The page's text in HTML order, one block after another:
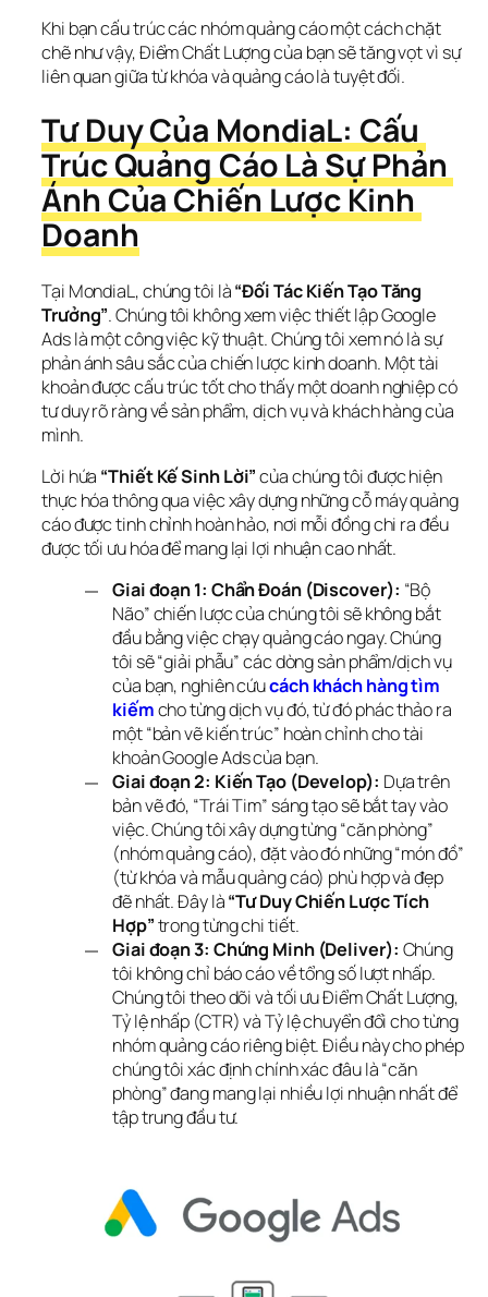
Khi bạn cấu trúc các nhóm quảng cáo một cách chặt
chẽ như vậy, Điểm Chất Lượng của bạn sẽ tăng vọt vì sự
liên quan giữa từ khóa và quảng cáo là tuyệt đối.
Tư Duy Của MondiaL: Cấu
Trúc Quảng Cáo Là Sự Phản
Ánh Của Chiến Lược Kinh
Doanh
Tại MondiaL, chúng tôi là “Đối Tác Kiến Tạo Tăng
Trưởng”. Chúng tôi không xem việc thiết lập Google
Ads là một công việc kỹ thuật. Chúng tôi xem nó là sự
phản ánh sâu sắc của chiến lược kinh doanh. Một tài
khoản được cấu trúc tốt cho thấy một doanh nghiệp có
tư duy rõ ràng về sản phẩm, dịch vụ và khách hàng của
mình.
Lời hứa “Thiết Kế Sinh Lời” của chúng tôi được hiện
thực hóa thông qua việc xây dựng những cỗ máy quảng
cáo được tinh chỉnh hoàn hảo, nơi mỗi đồng chi ra đều
được tối ưu hóa để mang lại lợi nhuận cao nhất.
Giai đoạn 1: Chẩn Đoán (Discover): “Bộ
Não” chiến lược của chúng tôi sẽ không bắt
đầu bằng việc chạy quảng cáo ngay. Chúng
tôi sẽ “giải phẫu” các dòng sản phẩm/dịch vụ
của bạn, nghiên cứucách khách hàng tìm
kiếmcho từng dịch vụ đó, từ đó phác thảo ra
một “bản vẽ kiến trúc” hoàn chỉnh cho tài
khoản Google Ads của bạn.
Giai đoạn 2: Kiến Tạo (Develop): Dựa trên
bản vẽ đó, “Trái Tim” sáng tạo sẽ bắt tay vào
việc. Chúng tôi xây dựng từng “căn phòng”
(nhóm quảng cáo), đặt vào đó những “món đồ”
(từ khóa và mẫu quảng cáo) phù hợp và đẹp
đẽ nhất. Đây là“Tư Duy Chiến Lược Tích
Hợp”trong từng chi tiết.
Giai đoạn 3: Chứng Minh (Deliver): Chúng
tôi không chỉ báo cáo về tổng số lượt nhấp.
Chúng tôi theo dõi và tối ưu Điểm Chất Lượng,
Tỷ lệ nhấp (CTR) và Tỷ lệ chuyển đổi cho từng
nhóm quảng cáo riêng biệt. Điều này cho phép
chúng tôi xác định chính xác đâu là “căn
phòng” đang mang lại nhiều lợi nhuận nhất để
tập trung đầu tư.